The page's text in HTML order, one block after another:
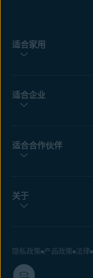
适合家用
适合企业
适合合作伙伴
关于
隐私政策 产品政策 法律